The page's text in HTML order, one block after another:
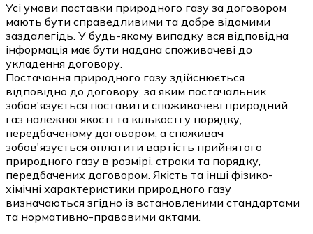
Усі умови поставки природного газу за договором
мають бути справедливими та добре відомими
заздалегідь. У будь-якому випадку вся відповідна
інформація має бути надана споживачеві до
укладення договору.
Постачання природного газу здійснюється
відповідно до договору, за яким постачальник
зобов'язується поставити споживачеві природний
газ належної якості та кількості у порядку,
передбаченому договором, а споживач
зобов'язується оплатити вартість прийнятого
природного газу в розмірі, строки та порядку,
передбачених договором. Якість та інші фізико-
хімічні характеристики природного газу
визначаються згідно із встановленими стандартами
та нормативно-правовими актами.